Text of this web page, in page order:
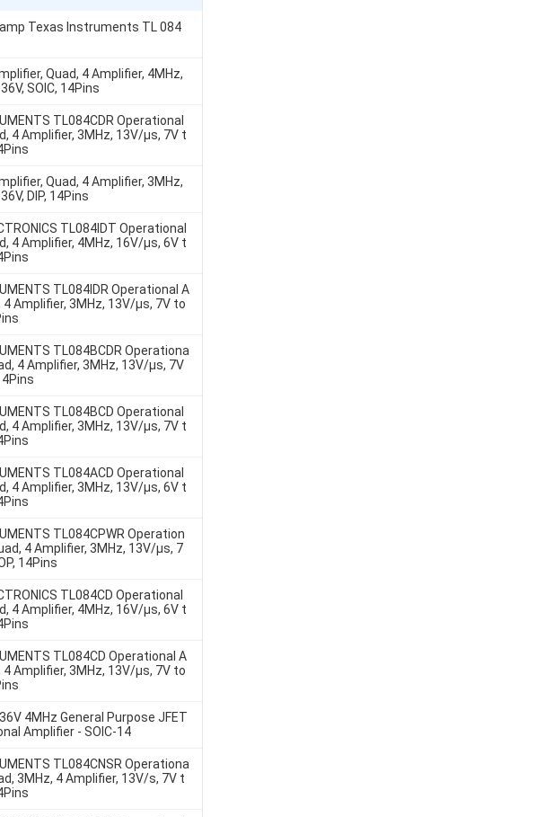
amp Texas Instruments TL 084
Quad, 4 Amplifier, 4MHz,
SOIC, 14Pins
TL084CDR Operational
4 Amplifier, 3MHz, 13V/µs, 7V t
Quad, 4 Amplifier, 3MHz,
DIP, 14Pins
TL084IDT Operational
4 Amplifier, 4MHz, 16V/µs, 6V t
TL084IDR Operational A
4 Amplifier, 3MHz, 13V/µs, 7V to
TL084BCDR Operationa
4 Amplifier, 3MHz, 13V/µs, 7V
TL084BCD Operational
4 Amplifier, 3MHz, 13V/µs, 7V t
TL084ACD Operational
4 Amplifier, 3MHz, 13V/µs, 6V t
TL084CPWR Operation
4 Amplifier, 3MHz, 13V/µs, 7
14Pins
TL084CD Operational
4 Amplifier, 4MHz, 16V/µs, 6V t
TL084CD Operational A
4 Amplifier, 3MHz, 13V/µs, 7V to
4MHz General Purpose JFET
Amplifier - SOIC-14
TL084CNSR Operationa
3MHz, 4 Amplifier, 13V/s, 7V t